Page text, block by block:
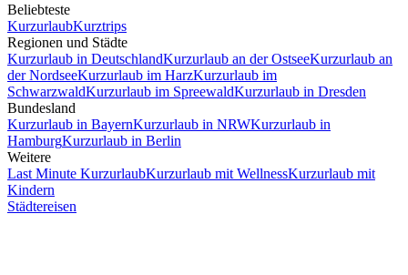
Beliebteste
KurzurlaubKurztrips
Regionen und Städte
Kurzurlaub in DeutschlandKurzurlaub an der OstseeKurzurlaub an
der NordseeKurzurlaub im HarzKurzurlaub im
SchwarzwaldKurzurlaub im SpreewaldKurzurlaub in Dresden
Bundesland
Kurzurlaub in BayernKurzurlaub in NRWKurzurlaub in
HamburgKurzurlaub in Berlin
Weitere
Last Minute KurzurlaubKurzurlaub mit WellnessKurzurlaub mit
Kindern
Städtereisen